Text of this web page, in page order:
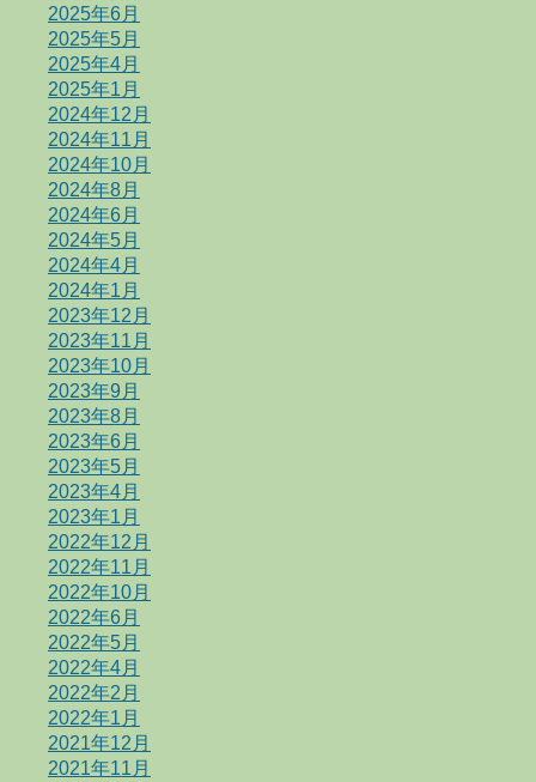
2025年6月
2025年5月
2025年4月
2025年1月
2024年12月
2024年11月
2024年10月
2024年8月
2024年6月
2024年5月
2024年4月
2024年1月
2023年12月
2023年11月
2023年10月
2023年9月
2023年8月
2023年6月
2023年5月
2023年4月
2023年1月
2022年12月
2022年11月
2022年10月
2022年6月
2022年5月
2022年4月
2022年2月
2022年1月
2021年12月
2021年11月